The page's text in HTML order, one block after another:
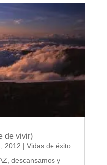
de vivir)
2012 | Vidas de éxito
descansamos y